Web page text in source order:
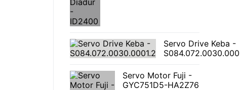
Servo Drive Keba -
Servo Motor Fuji -
GYC751D5-HA2Z76